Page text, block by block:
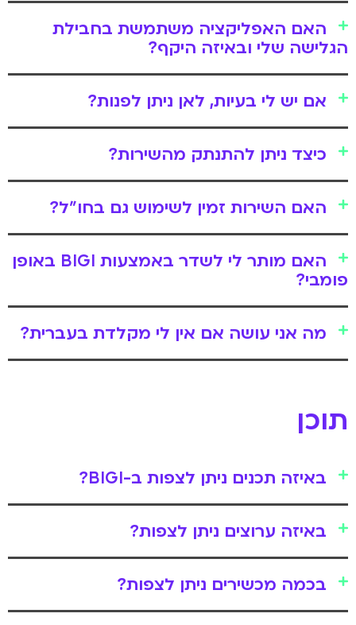
האם האפליקציה משתמשת בחבילת
הגלישה שלי ובאיזה היקף?
אם יש לי בעיות, לאן ניתן לפנות?
כיצד ניתן להתנתק מהשירות?
האם השירות זמין לשימוש גם בחו"ל?
האם מותר לי לשדר באמצעות BIGI באופן
פומבי?
מה אני עושה אם אין לי מקלדת בעברית?
תוכן
באיזה תכנים ניתן לצפות ב-BIGI?
באיזה ערוצים ניתן לצפות?
בכמה מכשירים ניתן לצפות?